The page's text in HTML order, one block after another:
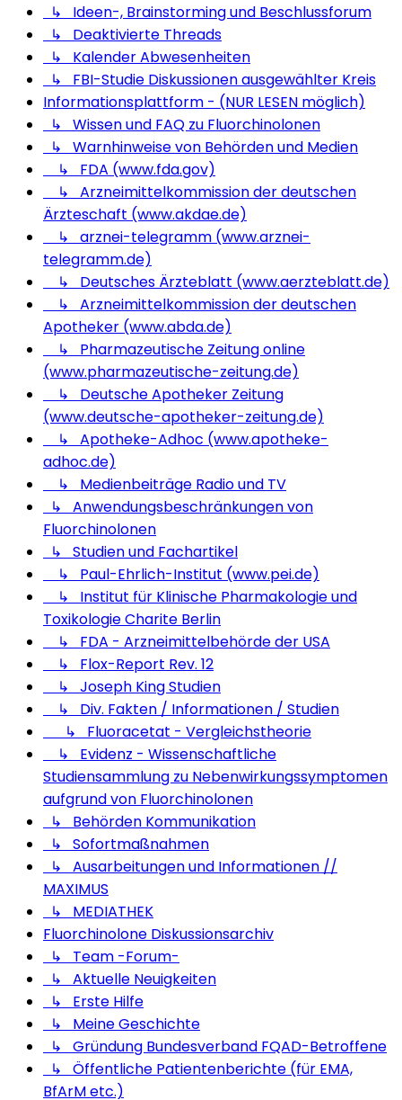
↳ Ideen-, Brainstorming und Beschlussforum
↳ Deaktivierte Threads
↳ Kalender Abwesenheiten
↳ FBI-Studie Diskussionen ausgewählter Kreis
Informationsplattform - (NUR LESEN möglich)
↳ Wissen und FAQ zu Fluorchinolonen
↳ Warnhinweise von Behörden und Medien
↳ FDA (www.fda.gov)
↳ Arzneimittelkommission der deutschen
Ärzteschaft (www.akdae.de)
↳ arznei-telegramm (www.arznei-
telegramm.de)
↳ Deutsches Ärzteblatt (www.aerzteblatt.de)
↳ Arzneimittelkommission der deutschen
Apotheker (www.abda.de)
↳ Pharmazeutische Zeitung online
(www.pharmazeutische-zeitung.de)
↳ Deutsche Apotheker Zeitung
(www.deutsche-apotheker-zeitung.de)
↳ Apotheke-Adhoc (www.apotheke-
adhoc.de)
↳ Medienbeiträge Radio und TV
↳ Anwendungsbeschränkungen von
Fluorchinolonen
↳ Studien und Fachartikel
↳ Paul-Ehrlich-Institut (www.pei.de)
↳ Institut für Klinische Pharmakologie und
Toxikologie Charite Berlin
↳ FDA - Arzneimittelbehörde der USA
↳ Flox-Report Rev. 12
↳ Joseph King Studien
↳ Div. Fakten / Informationen / Studien
↳ Fluoracetat - Vergleichstheorie
↳ Evidenz - Wissenschaftliche
Studiensammlung zu Nebenwirkungssymptomen
aufgrund von Fluorchinolonen
↳ Behörden Kommunikation
↳ Sofortmaßnahmen
↳ Ausarbeitungen und Informationen //
MAXIMUS
↳ MEDIATHEK
Fluorchinolone Diskussionsarchiv
↳ Team -Forum-
↳ Aktuelle Neuigkeiten
↳ Erste Hilfe
↳ Meine Geschichte
↳ Gründung Bundesverband FQAD-Betroffene
↳ Öffentliche Patientenberichte (für EMA,
BfArM etc.)